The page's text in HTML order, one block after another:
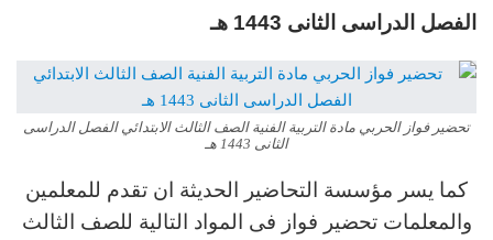
الفصل الدراسى الثانى 1443 هـ
تحضير فواز الحربي مادة التربية الفنية الصف الثالث الابتدائي الفصل الدراسى
الثانى 1443 هـ
كما يسر مؤسسة التحاضير الحديثة ان تقدم للمعلمين
والمعلمات تحضير فواز فى المواد التالية للصف الثالث